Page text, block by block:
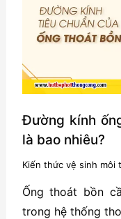
Đường kính
là bao nhiêu?
Kiến thức vệ sinh môi
Ống thoát bồn
trong hệ thống